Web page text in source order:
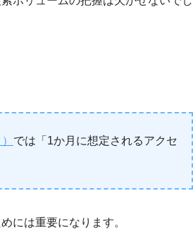
では「1か月に想定されるアクセ
には重要になります。